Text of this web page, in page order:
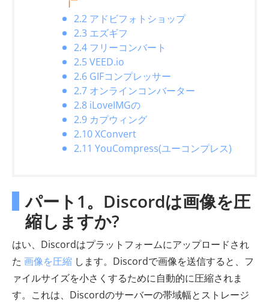
2.2 アドビフォトショップ
2.3 エズギフ
2.4 フリーコンバート
2.5 VEED.io
2.6 GIFコンプレッサー
2.7 オンラインコンバーター
2.8 iLoveIMGの
2.9 カプウィング
2.10 XConvert
2.11 YouCompress(ユーコンプレス)
パート1。Discordは画像を圧
縮しますか?
はい、Discordはプラットフォームにアップロードされ
た 画像を圧縮 します。Discordで画像を送信すると、フ
ァイルサイズを小さくするために自動的に圧縮されま
す。これは、Discordのサーバーの帯域幅とストレージ